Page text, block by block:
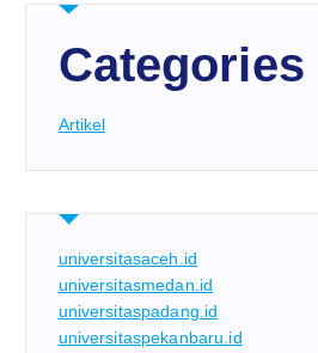
Categories
Artikel
universitasaceh.id
universitasmedan.id
universitaspadang.id
universitaspekanbaru.id